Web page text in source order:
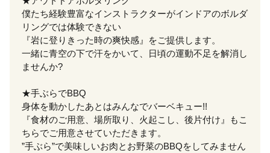
僕たち経験豊富なインストラクターがインドアのボルダ
リングでは体験できない
『岩に登りきった時の爽快感』をご提供します。
一緒に青空の下で汗をかいて、日頃の運動不足を解消し
ませんか?
★手ぶらでBBQ
身体を動かしたあとはみんなでバーベキュー!!
『食材のご用意、場所取り、火起こし、後片付け』もこ
ちらでご用意させていただきます。
”手ぶら”で美味しいお肉とお野菜のBBQをしてみません